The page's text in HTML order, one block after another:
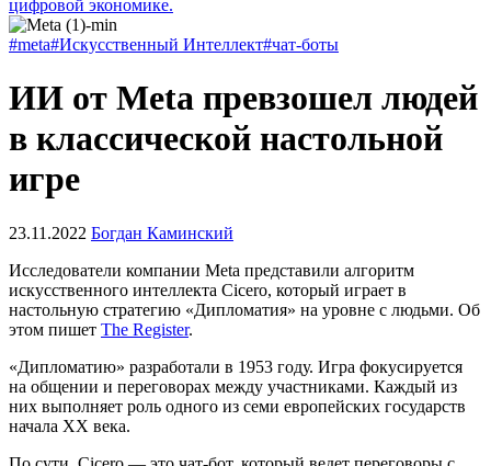
цифровой экономике.
#meta#Искусственный Интеллект#чат-боты
ИИ от Meta превзошел людей
в классической настольной
игре
23.11.2022 Богдан Каминский
Исследователи компании Meta представили алгоритм
искусственного интеллекта Cicero, который играет в
настольную стратегию «Дипломатия» на уровне с людьми. Об
этом пишет The Register.
«Дипломатию» разработали в 1953 году. Игра фокусируется
на общении и переговорах между участниками. Каждый из
них выполняет роль одного из семи европейских государств
начала XX века.